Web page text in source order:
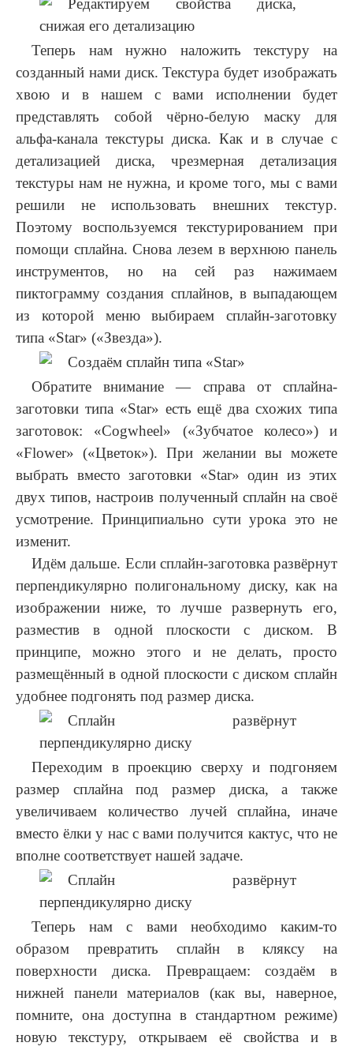
Теперь нам нужно наложить текстуру на
созданный нами диск. Текстура будет изображать
хвою и в нашем с вами исполнении будет
представлять собой чёрно-белую маску для
альфа-канала текстуры диска. Как и в случае с
детализацией диска, чрезмерная детализация
текстуры нам не нужна, и кроме того, мы с вами
решили не использовать внешних текстур.
Поэтому воспользуемся текстурированием при
помощи сплайна. Снова лезем в верхнюю панель
инструментов, но на сей раз нажимаем
пиктограмму создания сплайнов, в выпадающем
из которой меню выбираем сплайн-заготовку
типа «Star» («Звезда»).
Обратите внимание — справа от сплайна-
заготовки типа «Star» есть ещё два схожих типа
заготовок: «Cogwheel» («Зубчатое колесо») и
«Flower» («Цветок»). При желании вы можете
выбрать вместо заготовки «Star» один из этих
двух типов, настроив полученный сплайн на своё
усмотрение. Принципиально сути урока это не
изменит.
Идём дальше. Если сплайн-заготовка развёрнут
перпендикулярно полигональному диску, как на
изображении ниже, то лучше развернуть его,
разместив в одной плоскости с диском. В
принципе, можно этого и не делать, просто
размещённый в одной плоскости с диском сплайн
удобнее подгонять под размер диска.
Переходим в проекцию сверху и подгоняем
размер сплайна под размер диска, а также
увеличиваем количество лучей сплайна, иначе
вместо ёлки у нас с вами получится кактус, что не
вполне соответствует нашей задаче.
Теперь нам с вами необходимо каким-то
образом превратить сплайн в кляксу на
поверхности диска. Превращаем: создаём в
нижней панели материалов (как вы, наверное,
помните, она доступна в стандартном режиме)
новую текстуру, открываем её свойства и в